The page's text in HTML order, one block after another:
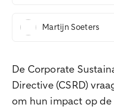
Martijn Soeters
De Corporate
Directive (CSRD)
om hun impact op